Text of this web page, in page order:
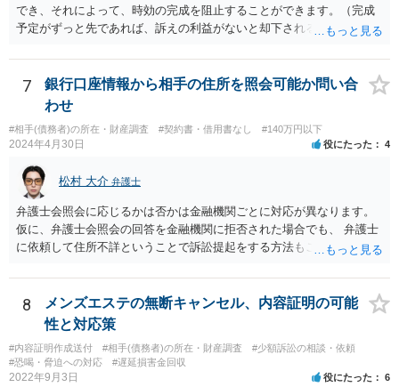
でき、それによって、時効の完成を阻止することができます。（完成
予定がずっと先であれば、訴えの利益がないと却下されるので、その
になります。 手間であったり、忘れたり、諦めたりで情報が出回らな
いだけです。
7
銀行口座情報から相手の住所を照会可能か問い合
わせ
#相手(債務者)の所在・財産調査 #契約書・借用書なし #140万円以下
2024年4月30日 役にたった 4
松村 大介 弁護士
弁護士会照会に応じるかは否かは金融機関ごとに対応が異なります。
仮に、弁護士会照会の回答を金融機関に拒否された場合でも、 弁護士
に依頼して住所不詳ということで訴訟提起をする方法もございます。
8
メンズエステの無断キャンセル、内容証明の可能
性と対応策
#内容証明作成送付 #相手(債務者)の所在・財産調査
#少額訴訟の相談・依頼
#恐喝・脅迫への対応
#遅延損害金回収
2022年9月3日 役にたった 6